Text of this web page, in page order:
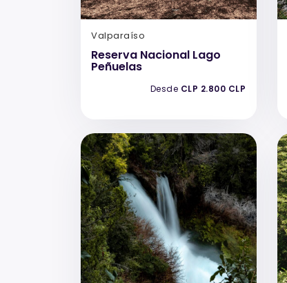
Valparaíso
Reserva Nacional Lago
Peñuelas
Desde CLP 2.800 CLP